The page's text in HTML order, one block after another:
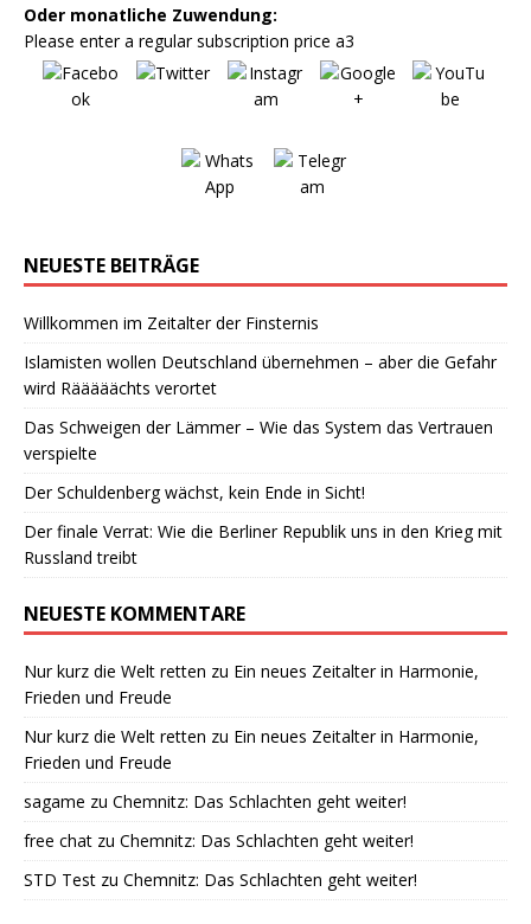
Oder monatliche Zuwendung:
Please enter a regular subscription price a3
NEUESTE BEITRÄGE
Willkommen im Zeitalter der Finsternis
Islamisten wollen Deutschland übernehmen – aber die Gefahr
wird Rääääächts verortet
Das Schweigen der Lämmer – Wie das System das Vertrauen
verspielte
Der Schuldenberg wächst, kein Ende in Sicht!
Der finale Verrat: Wie die Berliner Republik uns in den Krieg mit
Russland treibt
NEUESTE KOMMENTARE
Nur kurz die Welt retten zu Ein neues Zeitalter in Harmonie,
Frieden und Freude
Nur kurz die Welt retten zu Ein neues Zeitalter in Harmonie,
Frieden und Freude
sagame zu Chemnitz: Das Schlachten geht weiter!
free chat zu Chemnitz: Das Schlachten geht weiter!
STD Test zu Chemnitz: Das Schlachten geht weiter!